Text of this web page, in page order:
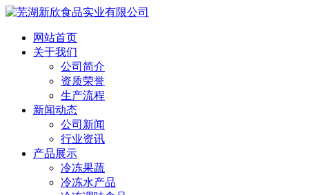
网站首页
关于我们
公司简介
资质荣誉
生产流程
新闻动态
公司新闻
行业资讯
产品展示
冷冻果蔬
冷冻水产品